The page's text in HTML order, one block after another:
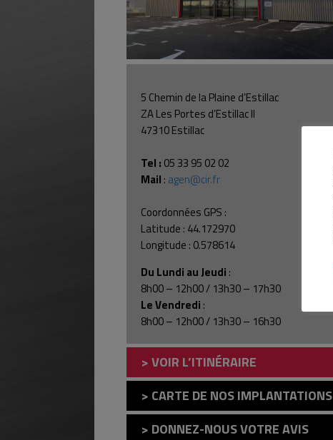
5 Chemin de la Plaine d’Estillac
ZA Les Portes d’Estillac II
47310 Estillac
Tel : 05 33 95 02 02
Mail : agen@cir.fr
Coordonnées GPS :
Latitude : 44.172970
Longitude : 0.578614
Du Lundi au Jeudi :
8h00 – 12h00 / 13h30 – 17h30
Le Vendredi :
8h00 – 12h00 / 13h30 – 16h30
> VOIR L’ITINÉRAIRE
> CARTE DE NOS IMPLANTATIONS
> DONNEZ-NOUS VOTRE AVIS